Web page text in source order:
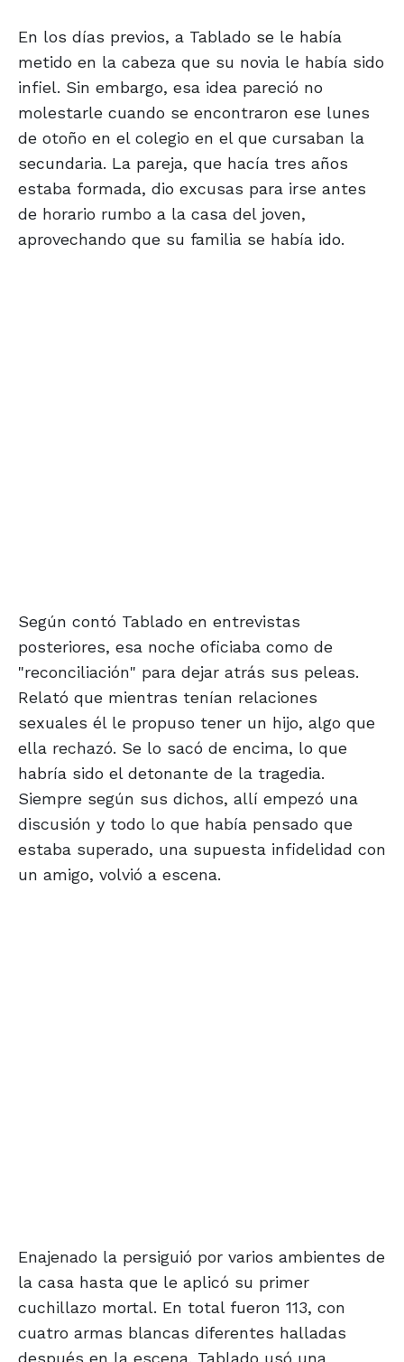
En los días previos, a Tablado se le había
metido en la cabeza que su novia le había sido
infiel. Sin embargo, esa idea pareció no
molestarle cuando se encontraron ese lunes
de otoño en el colegio en el que cursaban la
secundaria. La pareja, que hacía tres años
estaba formada, dio excusas para irse antes
de horario rumbo a la casa del joven,
aprovechando que su familia se había ido.
Según contó Tablado en entrevistas
posteriores, esa noche oficiaba como de
"reconciliación" para dejar atrás sus peleas.
Relató que mientras tenían relaciones
sexuales él le propuso tener un hijo, algo que
ella rechazó. Se lo sacó de encima, lo que
habría sido el detonante de la tragedia.
Siempre según sus dichos, allí empezó una
discusión y todo lo que había pensado que
estaba superado, una supuesta infidelidad con
un amigo, volvió a escena.
Enajenado la persiguió por varios ambientes de
la casa hasta que le aplicó su primer
cuchillazo mortal. En total fueron 113, con
cuatro armas blancas diferentes halladas